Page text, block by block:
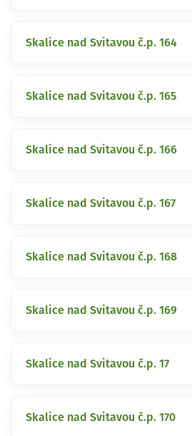
Skalice nad Svitavou č.p. 164
Skalice nad Svitavou č.p. 165
Skalice nad Svitavou č.p. 166
Skalice nad Svitavou č.p. 167
Skalice nad Svitavou č.p. 168
Skalice nad Svitavou č.p. 169
Skalice nad Svitavou č.p. 17
Skalice nad Svitavou č.p. 170